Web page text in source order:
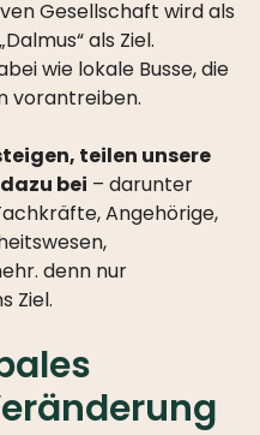
Gesellschaft wird als
als Ziel.
wie lokale Busse, die
vorantreiben.
teilen unsere
bei – darunter
Angehörige,
denn nur
Ziel.